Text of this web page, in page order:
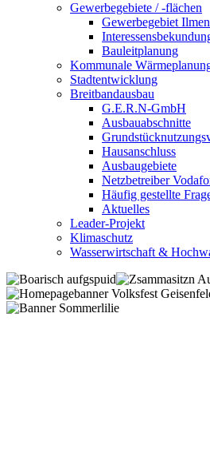
Gewerbegebiete / -flächen
Gewerbegebiet
Bauleitplanung
Kommunale
Stadtentwicklung
Breitbandausbau
G.E.R.N-GmbH
Ausbauabschnitte
Hausanschluss
Ausbaugebiete
Netzbetreiber
Häufig gestellte
Aktuelles
Leader-Projekt
Klimaschutz
Wasserwirtschaft &